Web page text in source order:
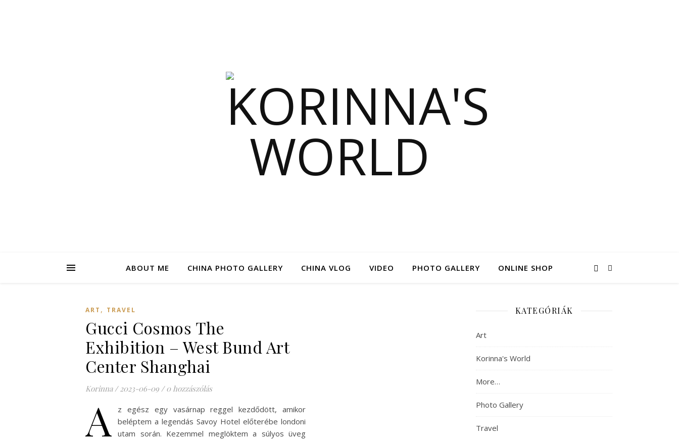
ABOUT ME CHINA PHOTO GALLERY CHINA VLOG VIDEO PHOTO GALLERY ONLINE SHOP
ART , TRAVEL
Gucci Cosmos The
Exhibition – West Bund Art
Center Shanghai
Korinna / 2023-06-09 / 0 hozzászólás
A
z egész egy vasárnap reggel kezdődött, amikor
beléptem a legendás Savoy Hotel előterébe londoni
utam során. Kezemmel meglöktem a súlyos üveg
KATEGÓRIÁK
Art
Korinna's World
More…
Photo Gallery
Travel